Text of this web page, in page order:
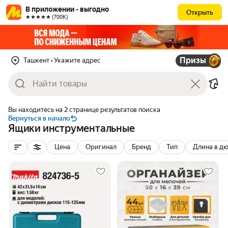
В приложении - выгодно
★★★★★ (700К)
Открыть
Ташкент • Укажите адрес Призы
Вы находитесь на 2 странице результатов поиска
Вернуться в начало
Ящики инструментальные
Цена Оригинал Бренд Тип Длина в